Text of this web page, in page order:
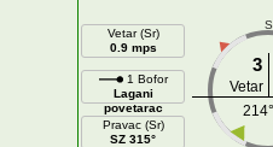
Vetar (Sr)
0.9 mps
1 Bofor
Lagani
povetarac
Pravac (Sr)
SZ 315°
S
3
Vetar
214°